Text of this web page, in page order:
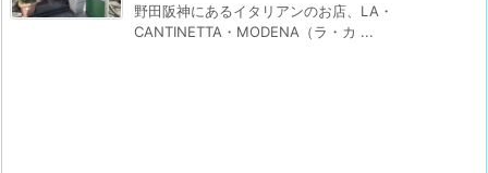
野田阪神にあるイタリアンのお店、LA・
CANTINETTA・MODENA（ラ・カ ...